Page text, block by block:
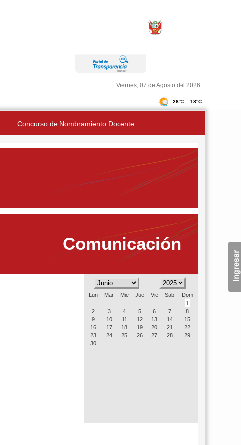
Viernes, 07 de Agosto del 2026
Concurso de Nombramiento Docente
Comunicación
Lun Mar Mie Jue Vie Sab
Dom
1
2
3 4 5 6 7
8
9
10 11 12 13 14
15
16
17 18 19 20 21
22
23
24 25 26 27 28
29
30